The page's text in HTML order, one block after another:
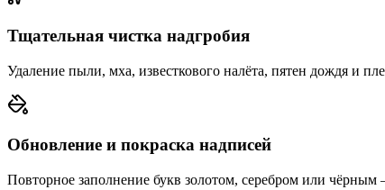
Тщательная чистка надгробия
Удаление пыли, мха, известкового налёта, пятен дождя и
Обновление и покраска надписей
Повторное заполнение букв золотом, серебром или чёрным